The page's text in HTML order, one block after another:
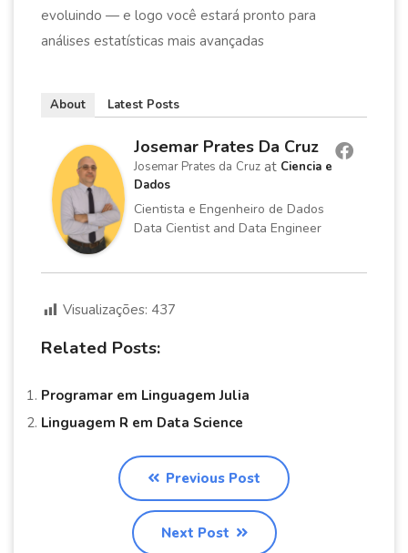
evoluindo — e logo você estará pronto para
análises estatísticas mais avançadas
About Latest Posts
Josemar Prates Da Cruz
Josemar Prates da Cruzat Ciencia e
Dados
Cientista e Engenheiro de Dados
Data Cientist and Data Engineer
Visualizações: 437
Related Posts:
Programar em Linguagem Julia
Linguagem R em Data Science
Previous Post
Next Post